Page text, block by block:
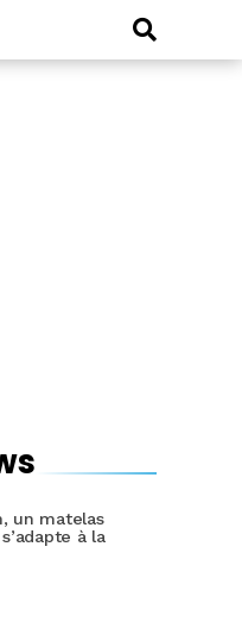
un matelas
à la